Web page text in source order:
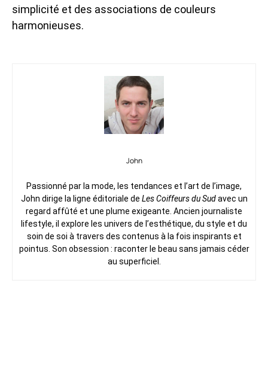
simplicité et des associations de couleurs
harmonieuses.
John
Passionné par la mode, les tendances et l’art de l’image,
John dirige la ligne éditoriale de Les Coiffeurs du Sudavec un
regard affûté et une plume exigeante. Ancien journaliste
lifestyle, il explore les univers de l’esthétique, du style et du
soin de soi à travers des contenus à la fois inspirants et
pointus. Son obsession : raconter le beau sans jamais céder
au superficiel.